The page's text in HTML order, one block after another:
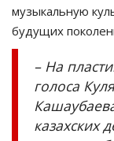
музыкальную
будущих
– На
голоса
казахских